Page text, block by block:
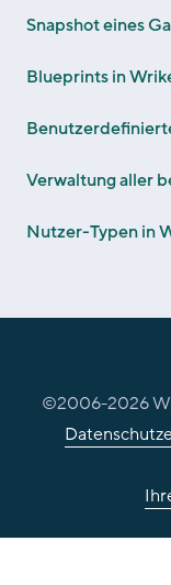
Snapshot eines
Blueprints in
Verwaltung aller
Nutzer-Typen in
©2006-2026